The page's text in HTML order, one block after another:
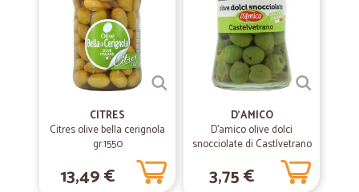
CITRES
Citres olive bella cerignola
gr.1550
13,49 €
D'AMICO
D'amico olive dolci
snocciolate di Castlvetrano
3,75 €